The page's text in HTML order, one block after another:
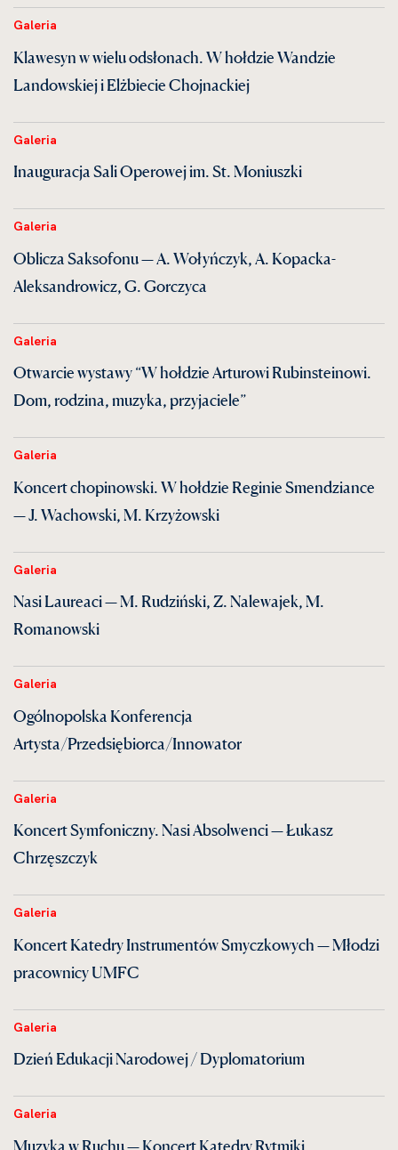
Galeria
Klawesyn w wielu odsłonach. W hołdzie Wandzie
Landowskiej i Elżbiecie Chojnackiej
Galeria
Inauguracja Sali Operowej im. St. Moniuszki
Galeria
Oblicza Saksofonu — A. Wołyńczyk, A. Kopacka-
Aleksandrowicz, G. Gorczyca
Galeria
Otwarcie wystawy “W hołdzie Arturowi Rubinsteinowi.
Dom, rodzina, muzyka, przyjaciele”
Galeria
Koncert chopinowski. W hołdzie Reginie Smendziance
— J. Wachowski, M. Krzyżowski
Galeria
Nasi Laureaci — M. Rudziński, Z. Nalewajek, M.
Romanowski
Galeria
Ogólnopolska Konferencja
Artysta/Przedsiębiorca/Innowator
Galeria
Koncert Symfoniczny. Nasi Absolwenci — Łukasz
Chrzęszczyk
Galeria
Koncert Katedry Instrumentów Smyczkowych — Młodzi
pracownicy UMFC
Galeria
Dzień Edukacji Narodowej / Dyplomatorium
Galeria
Muzyka w Ruchu — Koncert Katedry Rytmiki